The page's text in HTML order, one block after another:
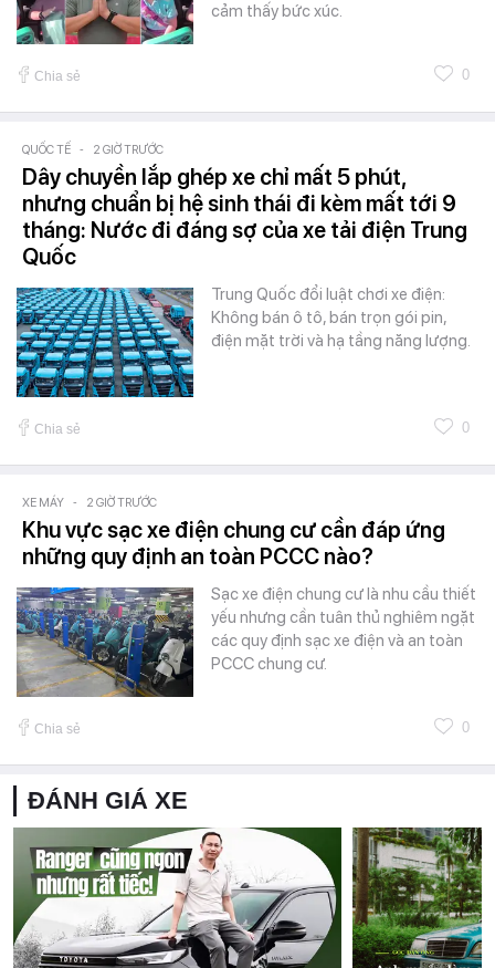
cảm thấy bức xúc.
Chia sẻ 0
QUỐC TẾ - 2 GIỜ TRƯỚC
Dây chuyền lắp ghép xe chỉ mất 5 phút,
nhưng chuẩn bị hệ sinh thái đi kèm mất tới 9
tháng: Nước đi đáng sợ của xe tải điện Trung
Quốc
Trung Quốc đổi luật chơi xe điện:
Không bán ô tô, bán trọn gói pin,
điện mặt trời và hạ tầng năng lượng.
Chia sẻ 0
XE MÁY - 2 GIỜ TRƯỚC
Khu vực sạc xe điện chung cư cần đáp ứng
những quy định an toàn PCCC nào?
Sạc xe điện chung cư là nhu cầu thiết
yếu nhưng cần tuân thủ nghiêm ngặt
các quy định sạc xe điện và an toàn
PCCC chung cư.
Chia sẻ 0
ĐÁNH GIÁ XE